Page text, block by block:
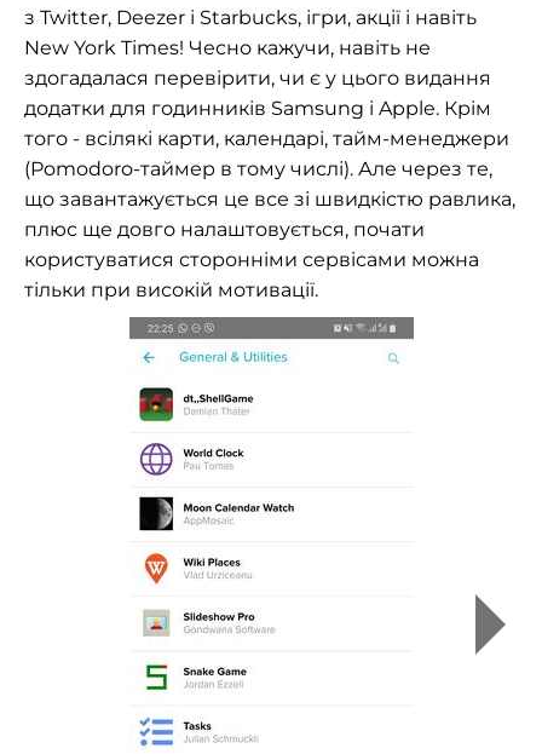
з Twitter, Deezer і Starbucks, ігри, акції і навіть
New York Times! Чесно кажучи, навіть не
здогадалася перевірити, чи є у цього видання
додатки для годинників Samsung і Apple. Крім
того - всілякі карти, календарі, тайм-менеджери
(Pomodoro-таймер в тому числі). Але через те,
що завантажується це все зі швидкістю равлика,
плюс ще довго налаштовується, почати
користуватися сторонніми сервісами можна
тільки при високій мотивації.